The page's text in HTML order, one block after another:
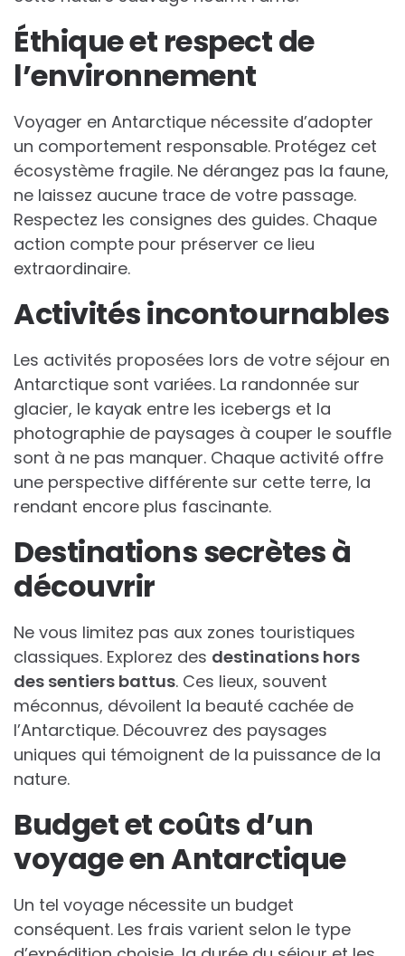
Éthique et respect de
l’environnement
Voyager en Antarctique nécessite d’adopter
un comportement responsable. Protégez cet
écosystème fragile. Ne dérangez pas la faune,
ne laissez aucune trace de votre passage.
Respectez les consignes des guides. Chaque
action compte pour préserver ce lieu
extraordinaire.
Activités incontournables
Les activités proposées lors de votre séjour en
Antarctique sont variées. La randonnée sur
glacier, le kayak entre les icebergs et la
photographie de paysages à couper le souffle
sont à ne pas manquer. Chaque activité offre
une perspective différente sur cette terre, la
rendant encore plus fascinante.
Destinations secrètes à
découvrir
Ne vous limitez pas aux zones touristiques
classiques. Explorez des destinations hors
des sentiers battus. Ces lieux, souvent
méconnus, dévoilent la beauté cachée de
l’Antarctique. Découvrez des paysages
uniques qui témoignent de la puissance de la
nature.
Budget et coûts d’un
voyage en Antarctique
Un tel voyage nécessite un budget
conséquent. Les frais varient selon le type